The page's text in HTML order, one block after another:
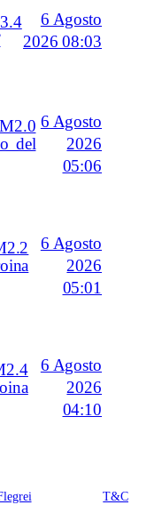
6 Agosto
2026 08:03
del
6 Agosto
2026
05:06
6 Agosto
2026
05:01
6 Agosto
2026
04:10
T&C